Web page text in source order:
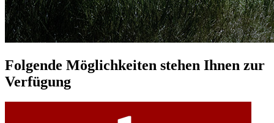
Folgende Möglichkeiten stehen Ihnen zur
Verfügung